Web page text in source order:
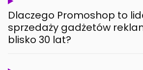
Dlaczego Promoshop to
sprzedaży gadżetów
blisko 30 lat?